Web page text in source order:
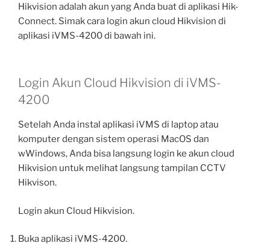
Hikvision adalah akun yang Anda buat di aplikasi Hik-
Connect. Simak cara login akun cloud Hikvision di
aplikasi iVMS-4200 di bawah ini.
Login Akun Cloud Hikvision di iVMS-
4200
Setelah Anda instal aplikasi iVMS di laptop atau
komputer dengan sistem operasi MacOS dan
wWindows, Anda bisa langsung login ke akun cloud
Hikvision untuk melihat langsung tampilan CCTV
Hikvison.
Login akun Cloud Hikvision.
Buka aplikasi iVMS-4200.